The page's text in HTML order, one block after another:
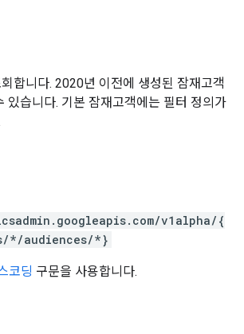
합니다. 2020년 이전에 생성된 잠재고객
있습니다. 기본 잠재고객에는 필터 정의가
v1alpha/{
*/audiences/*}
코딩 구문을 사용합니다.